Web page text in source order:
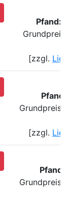
Pfand:
[zzgl.
Grundpreis:
[zzgl.
Pfand:
Grundpreis: